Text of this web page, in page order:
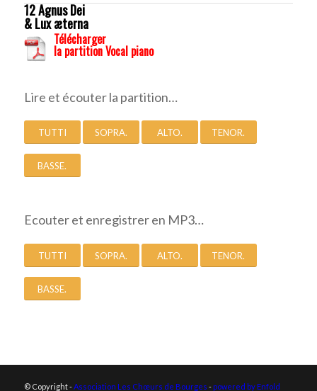
12 Agnus Dei
& Lux æterna
Télécharger
la partition Vocal piano
Lire et écouter la partition…
TUTTI SOPRA. ALTO. TENOR.
BASSE.
Ecouter et enregistrer en MP3…
TUTTI SOPRA. ALTO. TENOR.
BASSE.
© Copyright -Association Les Chœurs de Bourges - powered by Enfold